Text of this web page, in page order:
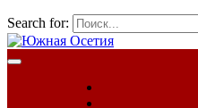
Search for: